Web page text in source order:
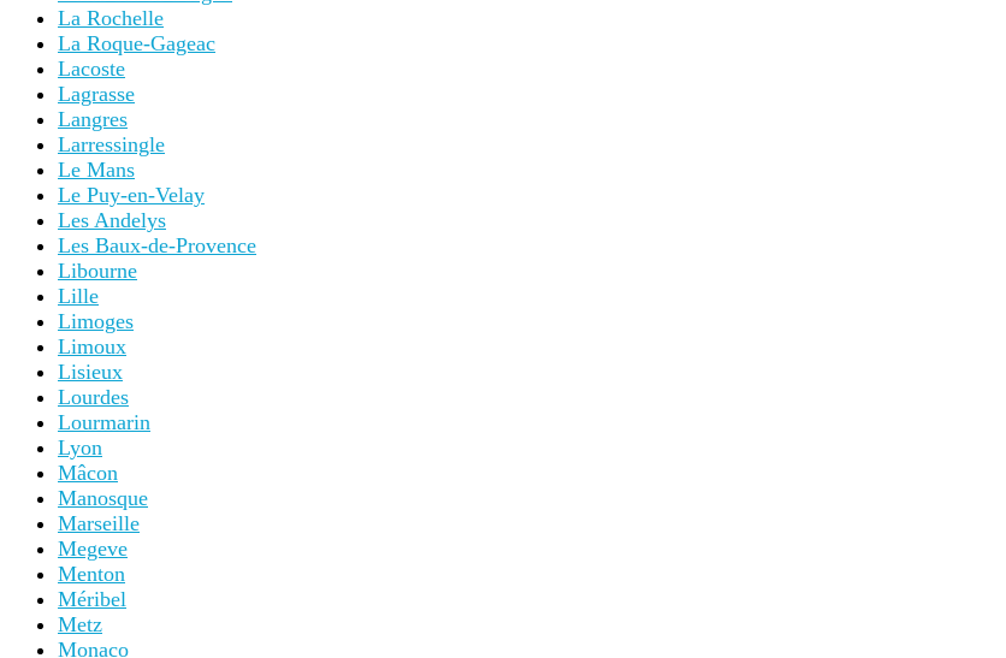
La Rochelle
La Roque-Gageac
Lacoste
Lagrasse
Langres
Larressingle
Le Mans
Le Puy-en-Velay
Les Andelys
Les Baux-de-Provence
Libourne
Lille
Limoges
Limoux
Lisieux
Lourdes
Lourmarin
Lyon
Mâcon
Manosque
Marseille
Megeve
Menton
Méribel
Metz
Monaco